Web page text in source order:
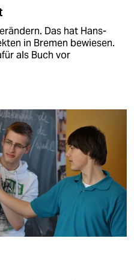
Das hat Hans-
in Bremen bewiesen.
als Buch vor